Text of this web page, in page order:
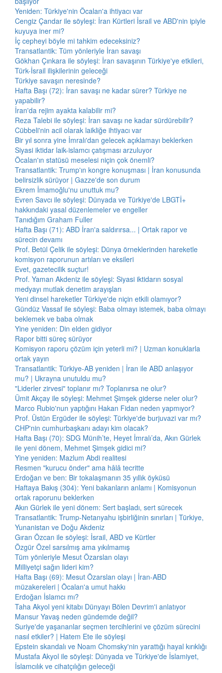
Yeniden: Türkiye'nin Öcalan'a ihtiyacı var
Cengiz Çandar ile söyleşi: İran Kürtleri İsrail ve ABD'nin ipiyle
kuyuya iner mi?
İç cepheyi böyle mi tahkim edeceksiniz?
Transatlantik: Tüm yönleriyle İran savaşı
Gökhan Çınkara ile söyleşi: İran savaşının Türkiye'ye etkileri,
Türk-İsrail ilişkilerinin geleceği
Türkiye savaşın neresinde?
Hafta Başı (72): İran savaşı ne kadar sürer? Türkiye ne
yapabilir?
İran'da rejim ayakta kalabilir mi?
Reza Talebi ile söyleşi: İran savaşı ne kadar sürdürebilir?
Cübbeli'nin acil olarak laikliğe ihtiyacı var
Bir yıl sonra yine İmralı'dan gelecek açıklamayı beklerken
Siyasi iktidar laik-islamcı çatışması arzuluyor
Öcalan'ın statüsü meselesi niçin çok önemli?
Transatlantik: Trump'ın kongre konuşması | İran konusunda
belirsizlik sürüyor | Gazze'de son durum
Ekrem İmamoğlu'nu unuttuk mu?
Evren Savcı ile söyleşi: Dünyada ve Türkiye'de LBGTİ+
hakkındaki yasal düzenlemeler ve engeller
Tanıdığım Graham Fuller
Hafta Başı (71): ABD İran'a saldırırsa... | Ortak rapor ve
sürecin devamı
Prof. Betül Çelik ile söyleşi: Dünya örneklerinden hareketle
komisyon raporunun artıları ve eksileri
Evet, gazetecilik suçtur!
Prof. Yaman Akdeniz ile söyleşi: Siyasi iktidarın sosyal
medyayı mutlak denetim arayışları
Yeni dinsel hareketler Türkiye'de niçin etkili olamıyor?
Gündüz Vassaf ile söyleşi: Baba olmayı istemek, baba olmayı
beklemek ve baba olmak
Yine yeniden: Din elden gidiyor
Rapor bitti süreç sürüyor
Komisyon raporu çözüm için yeterli mi? | Uzman konuklarla
ortak yayın
Transatlantik: Türkiye-AB yeniden | İran ile ABD anlaşıyor
mu? | Ukrayna unutuldu mu?
"Liderler zirvesi" toplanır mı? Toplanırsa ne olur?
Ümit Akçay ile söyleşi: Mehmet Şimşek giderse neler olur?
Marco Rubio'nun yaptığını Hakan Fidan neden yapmıyor?
Prof. Üstün Ergüder ile söyleşi: Türkiye'de burjuvazi var mı?
CHP'nin cumhurbaşkanı adayı kim olacak?
Hafta Başı (70): SDG Münih’te, Heyet İmralı’da, Akın Gürlek
ile yeni dönem, Mehmet Şimşek gidici mi?
Yine yeniden: Mazlum Abdi realitesi
Resmen "kurucu önder" ama hâlâ tecritte
Erdoğan ve ben: Bir tokalaşmanın 35 yıllık öyküsü
Haftaya Bakış (304): Yeni bakanların anlamı | Komisyonun
ortak raporunu beklerken
Akın Gürlek ile yeni dönem: Sert başladı, sert sürecek
Transatlantik: Trump-Netanyahu işbirliğinin sınırları | Türkiye,
Yunanistan ve Doğu Akdeniz
Gıran Özcan ile söyleşi: İsrail, ABD ve Kürtler
Özgür Özel sarsılmış ama yıkılmamış
Tüm yönleriyle Mesut Özarslan olayı
Milliyetçi sağın lideri kim?
Hafta Başı (69): Mesut Özarslan olayı | İran-ABD
müzakereleri | Öcalan'a umut hakkı
Erdoğan İslamcı mı?
Taha Akyol yeni kitabı Dünyayı Bölen Devrim'i anlatıyor
Mansur Yavaş neden gündemde değil?
Suriye'de yaşananlar seçmen tercihlerini ve çözüm sürecini
nasıl etkiler? | Hatem Ete ile söyleşi
Epstein skandalı ve Noam Chomsky'nin yarattığı hayal kırıklığı
Mustafa Akyol ile söyleşi: Dünyada ve Türkiye'de İslamiyet,
İslamcılık ve cihatçılığın geleceği